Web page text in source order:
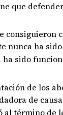
que
consiguieron
nunca ha sido
ha sido
de los
de
al término de